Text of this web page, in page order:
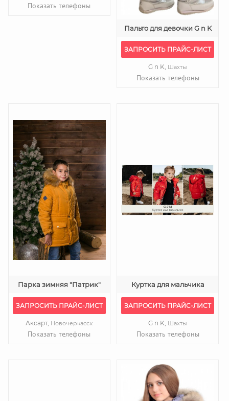
Показать телефоны
Пальто для девочки G n K
ЗАПРОСИТЬ ПРАЙС-ЛИСТ
G n K, Шахты
Показать телефоны
Парка зимняя "Патрик"
ЗАПРОСИТЬ ПРАЙС-ЛИСТ
Аксарт, Новочеркасск
Показать телефоны
Куртка для мальчика
ЗАПРОСИТЬ ПРАЙС-ЛИСТ
G n K, Шахты
Показать телефоны